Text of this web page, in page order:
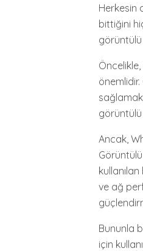
Herkesin
bittiğini
sağlamak
görüntülü
Ancak,
ve ağ
Bununla
için